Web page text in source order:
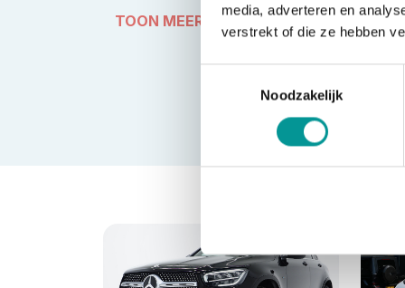
media, adverteren en
verstrekt of die ze hebben
Noodzakelijk
TOON MEER